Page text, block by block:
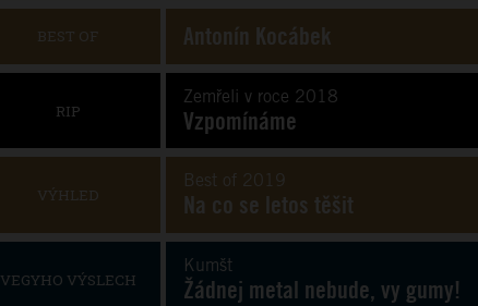
BEST OF Antonín Kocábek
RIP
Zemřeli v roce 2018
Vzpomínáme
VÝHLED
Best of 2019
Na co se letos těšit
VEGYHO VÝSLECH
Kumšt
Žádnej metal nebude, vy gumy!